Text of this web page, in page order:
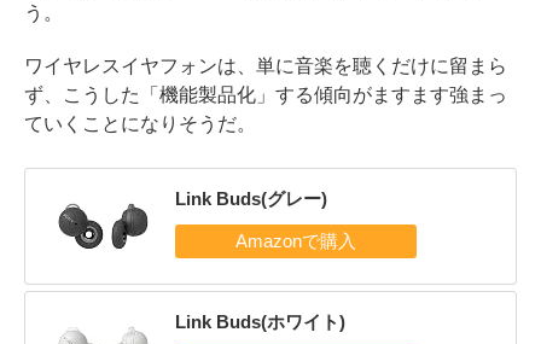
う。
ワイヤレスイヤフォンは、単に音楽を聴くだけに留まら
ず、こうした「機能製品化」する傾向がますます強まっ
ていくことになりそうだ。
Link Buds(グレー)
Link Buds(ホワイト)